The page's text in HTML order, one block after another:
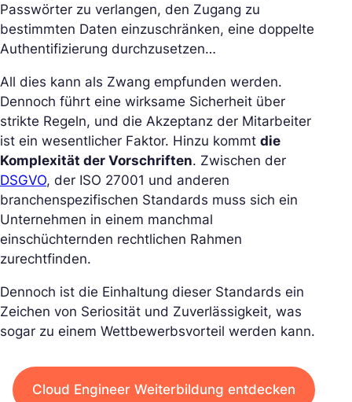
Passwörter zu verlangen, den Zugang zu
bestimmten Daten einzuschränken, eine doppelte
Authentifizierung durchzusetzen…
All dies kann als Zwang empfunden werden.
Dennoch führt eine wirksame Sicherheit über
strikte Regeln, und die Akzeptanz der Mitarbeiter
ist ein wesentlicher Faktor. Hinzu kommt die
Komplexität der Vorschriften. Zwischen der
DSGVO, der ISO 27001 und anderen
branchenspezifischen Standards muss sich ein
Unternehmen in einem manchmal
einschüchternden rechtlichen Rahmen
zurechtfinden.
Dennoch ist die Einhaltung dieser Standards ein
Zeichen von Seriosität und Zuverlässigkeit, was
sogar zu einem Wettbewerbsvorteil werden kann.
Cloud Engineer Weiterbildung entdecken